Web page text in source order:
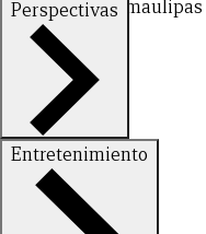
Nuevo LeónTamaulipas
Perspectivas
FinanzasOpinión
Entretenimiento